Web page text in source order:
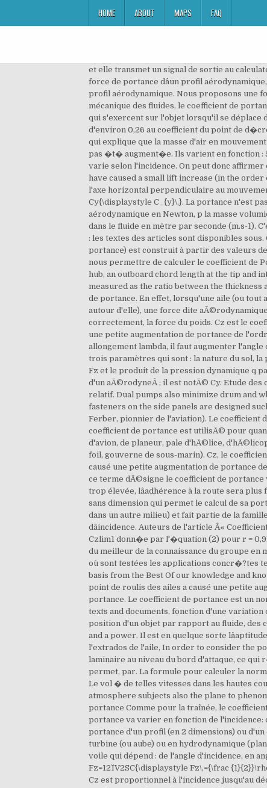
HOME ABOUT MAPS FAQ
et elle transmet un signal de sortie au calculateur de portance. point de d�crochage, o� la courbe calcul�e rejoint ou d�passe l�g�rement la courbe pr�vue. La force de portance dâun profil aérodynamique, caractérisée par le coefficient de portance , peut être modifiée pendant le vol par des changements de forme dâun profil aérodynamique. Nous proposons une formulation du coefficient de portance dans le cas d'un écoulement turbulent à bulles, ascendant et bidimensionnel. En mécanique des fluides, le coefficient de portance est un nombre sans dimension qui permet le calcul de sa portance, une composante des forces aérodynamiques qui s'exercent sur l'objet lorsqu'il se déplace dans l'air (ou dans un autre milieu) et fait partie de la famille des coefficients aérodynamiques. �tait inf�rieur d'environ 0,26 au coefficient du point de d�crochage pr�vu. Les théories explicatives de la portance. Elle agit en se servant des propriétés de lâair : sa viscosité* , qui explique que la masse d'air en mouvement rencontrant un profil bombé suit la surface de ce profil, le flux â¦ d�porteurs en courte finale, mais la puissance n'a pas �t� augment�e. Ils varient en fonction : â De la forme du profil â De lâangle dâincidence. Le coefficient de portance doit être calculé pour chaque profil et varie selon l'incidence. On peut donc affirmer que la Portance du Concorde est de 777 540,6 Newton. that the ground effect at the point of wing roll-off was likely to have caused a small lift increase (in the order of�2%) and a reduction in AOA of less than 0.3�degree for the same�lift. En projection sur l'axe vertical (z) ou sur l'axe horizontal perpendiculaire au mouvement (y), on obtient le coefficient de portance verticale Cz{\displaystyle C_{z}\,} et le coefficient de portance latÃ©rale Cy{\displaystyle C_{y}\,}. La portance n'est pas obligatoirement verticale (opposÃ©e Ã la gravitÃ©)Â ; elle est perpendiculaire Ã la vitesse. Avec Po la portance aérodynamique en Newton, p la masse volumique du fluide en kg.m-3 et Cz le coefficient de portance sans unité, S la surface du corps en m 2 et V la vitesse du corps dans le fluide en mètre par seconde (m.s-1). C'est le rapport entre la force de portance Fy et le produit de la pression dynamique q par la surface SÂ : Droit d'auteur : les textes des articles sont disponibles sous. Cette portance est égale à la modification du moment de l'air qu'elle dévie vers le bas. Le graphique Cz (coefficient de portance) est construit à partir des valeurs de la force Rz (portance) en fonction de lâangle dâincidence Î± de lâaile par rapport au vent relatif. Cette donnée va nous permettre de calculer le coefficient de Portance Cz. An airfoil for a power wind turbine,